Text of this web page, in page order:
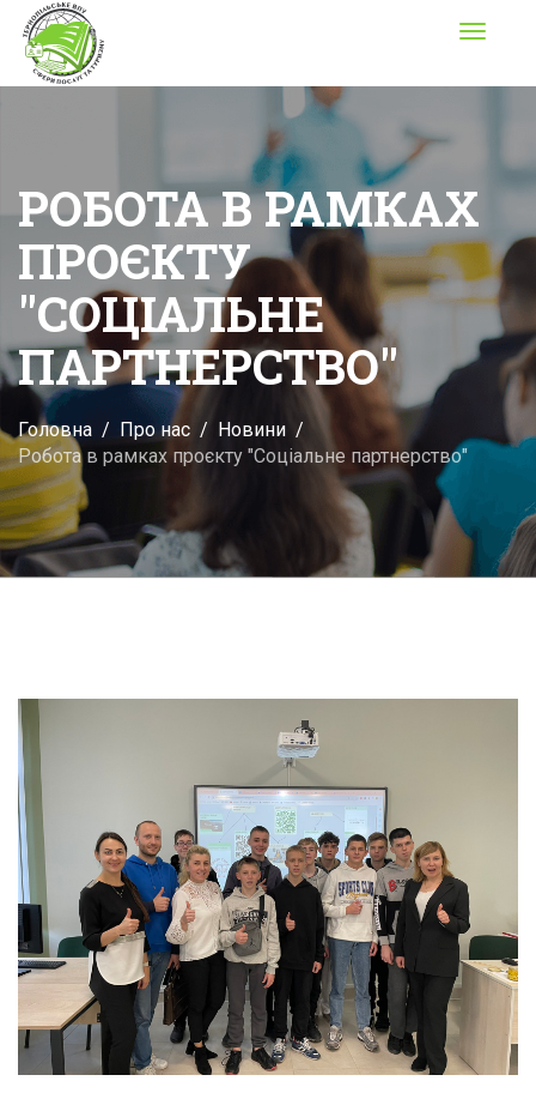
Toggle
РОБОТА В РАМКАХ
ПРОЄКТУ
"СОЦІАЛЬНЕ
ПАРТНЕРСТВО"
Головна Про нас
Новини
Робота в рамках проєкту "Соціальне партнерство"